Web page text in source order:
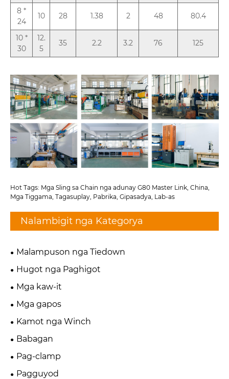
8 *
24
10 28 1.38 2 48 80.4
10 *
30
12.
5
35 2.2 3.2 76 125
Hot Tags: Mga Sling sa Chain nga adunay G80 Master Link, China,
Mga Tiggama, Tagasuplay, Pabrika, Gipasadya, Lab-as
Nalambigit nga Kategorya
Malampuson nga Tiedown
Hugot nga Paghigot
Mga kaw-it
Mga gapos
Kamot nga Winch
Babagan
Pag-clamp
Pagguyod